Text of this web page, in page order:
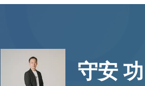
守安 功